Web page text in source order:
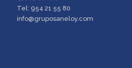
Tel: 954 21 55 80
info@gruposaneloy.com